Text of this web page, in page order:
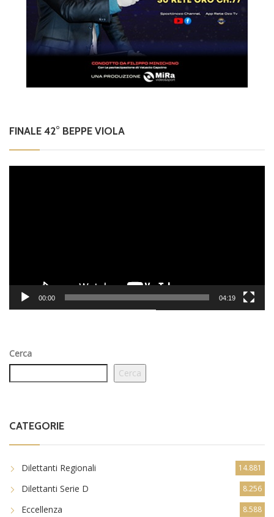
FINALE 42° BEPPE VIOLA
00:00 04:19
Cerca
Cerca
CATEGORIE
Dilettanti Regionali 14.881
Dilettanti Serie D 8.256
Eccellenza 8.588